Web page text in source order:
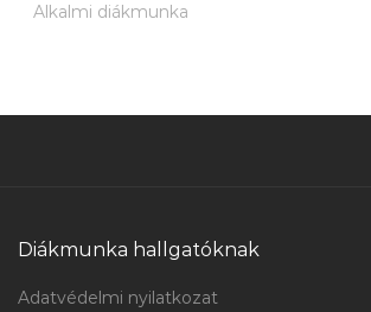
Alkalmi diákmunka
Diákmunka hallgatóknak
Adatvédelmi nyilatkozat